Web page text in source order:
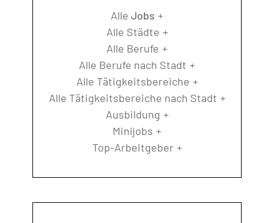
Alle Jobs
Alle Städte
Alle Berufe
Alle Berufe nach Stadt
Alle Tätigkeitsbereiche
Alle Tätigkeitsbereiche nach Stadt
Ausbildung
Minijobs
Top-Arbeitgeber